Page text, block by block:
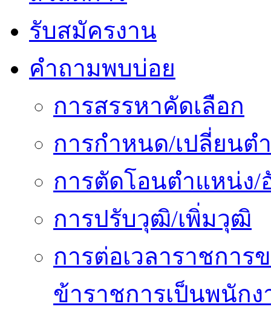
รับสมัครงาน
คำถามพบบ่อย
การสรรหาคัดเลือก
การกำหนด/เปลี่ยนต
การตัดโอนตำแหน่ง/
การปรับวุฒิ/เพิ่มวุฒิ
การต่อเวลาราชการ
ข้าราชการเป็นพนักง